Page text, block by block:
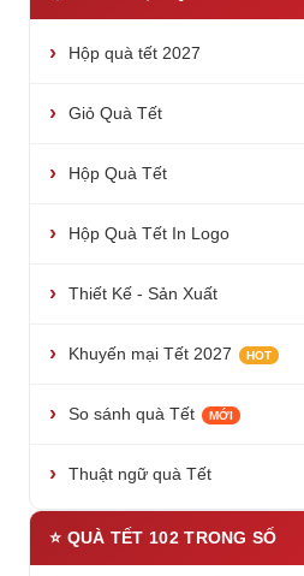
Hộp quà tết 2027
Giỏ Quà Tết
Hộp Quà Tết
Hộp Quà Tết In Logo
Thiết Kế - Sản Xuất
Khuyến mại Tết 2027 HOT
So sánh quà Tết MỚI
Thuật ngữ quà Tết
⭐ QUÀ TẾT 102 TRONG SỐ